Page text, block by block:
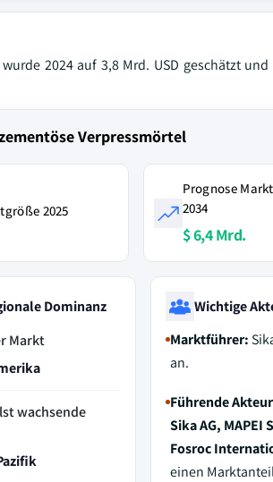
2024 auf 3,8 Mrd. USD geschätzt
Verpressmörtel
2025
Prognose
2034
$ 6,4 Mrd.
Dominanz
Markt
wachsende
Wichtige
Marktführer:
an.
Führende
Sika AG,
Fosroc
einen